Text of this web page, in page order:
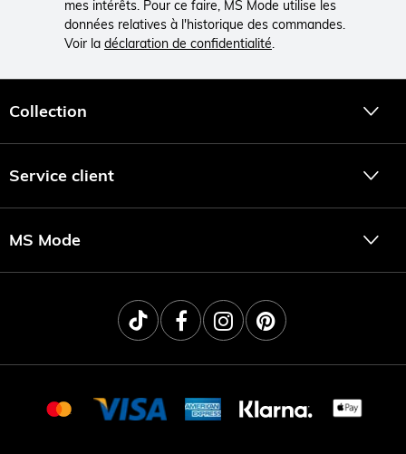
mes intérêts. Pour ce faire, MS Mode utilise les
données relatives à l'historique des commandes.
Voir la déclaration de confidentialité.
Collection
Service client
MS Mode